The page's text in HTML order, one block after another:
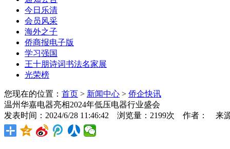
今日乐清
会员风采
海外之子
侨商报电子版
学习强国
王十朋诗词书法名家展
光荣榜
您现在的位置： 首页 > 新闻中心 > 侨企快讯
温州华嘉电器亮相2024年低压电器行业盛会
发表时间：2024/6/28 11:46:42 浏览量：2199次 作者： 来